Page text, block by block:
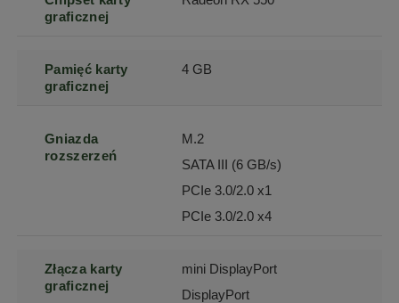
graficznej
Pamięć karty
graficznej
4 GB
Gniazda
rozszerzeń
M.2
SATA III (6 GB/s)
PCIe 3.0/2.0 x1
PCIe 3.0/2.0 x4
Złącza karty
graficznej
mini DisplayPort
DisplayPort